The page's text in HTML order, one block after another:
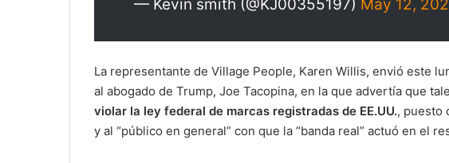
— Kevin smith (@KJ00355197) May 12,
La representante de Village People, Karen Willis, envió este
al abogado de Trump, Joe Tacopina, en la que advertía que
violar la ley federal de marcas registradas de EE.UU., puesto
y al “público en general” con que la “banda real” actuó en el